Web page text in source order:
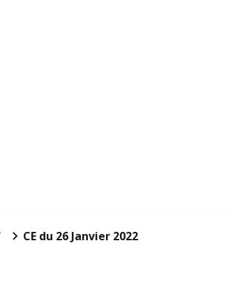
CE du 26 Janvier 2022